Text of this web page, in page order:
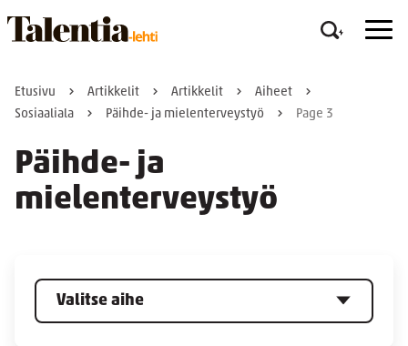
Etusivu Artikkelit Artikkelit
Aiheet
Sosiaaliala
Päihde- ja mielenterveystyö Page 3
Päihde- ja
mielenterveystyö
Valitse aihe